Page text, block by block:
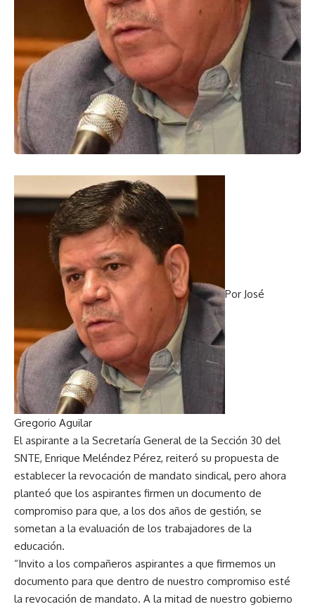
Por José
Gregorio Aguilar
El aspirante a la Secretaría General de la Sección 30 del
SNTE, Enrique Meléndez Pérez, reiteró su propuesta de
establecer la revocación de mandato sindical, pero ahora
planteó que los aspirantes firmen un documento de
compromiso para que, a los dos años de gestión, se
sometan a la evaluación de los trabajadores de la
educación.
“Invito a los compañeros aspirantes a que firmemos un
documento para que dentro de nuestro compromiso esté
la revocación de mandato. A la mitad de nuestro gobierno